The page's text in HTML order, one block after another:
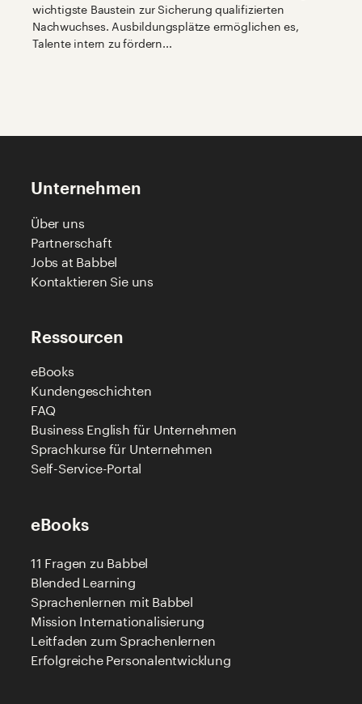
wichtigste Baustein zur Sicherung qualifizierten
Nachwuchses. Ausbildungsplätze ermöglichen es,
Talente intern zu fördern...
Unternehmen
Über uns
Partnerschaft
Jobs at Babbel
Kontaktieren Sie uns
Ressourcen
eBooks
Kundengeschichten
FAQ
Business English für Unternehmen
Sprachkurse für Unternehmen
Self-Service-Portal
eBooks
11 Fragen zu Babbel
Blended Learning
Sprachenlernen mit Babbel
Mission Internationalisierung
Leitfaden zum Sprachenlernen
Erfolgreiche Personalentwicklung